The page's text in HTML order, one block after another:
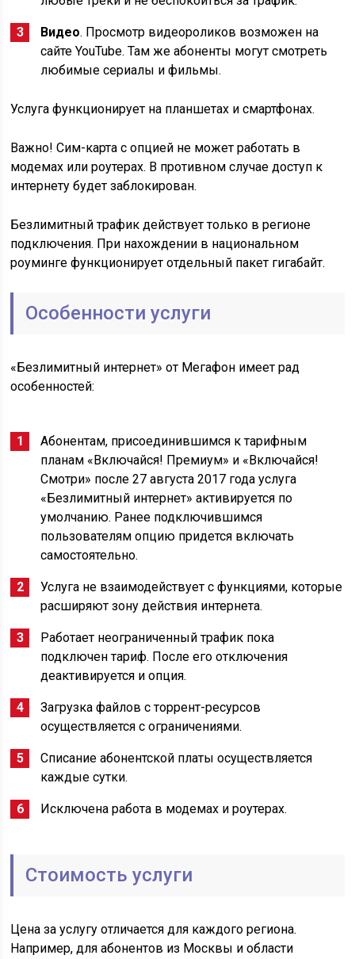
Видео. Просмотр видеороликов возможен на
сайте YouTube. Там же абоненты могут смотреть
любимые сериалы и фильмы.
Услуга функционирует на планшетах и смартфонах.
Важно! Сим-карта с опцией не может работать в
модемах или роутерах. В противном случае доступ к
интернету будет заблокирован.
Безлимитный трафик действует только в регионе
подключения. При нахождении в национальном
роуминге функционирует отдельный пакет гигабайт.
Особенности услуги
«Безлимитный интернет» от Мегафон имеет рад
особенностей:
Абонентам, присоединившимся к тарифным
планам «Включайся! Премиум» и «Включайся!
Смотри» после 27 августа 2017 года услуга
«Безлимитный интернет» активируется по
умолчанию. Ранее подключившимся
пользователям опцию придется включать
самостоятельно.
Услуга не взаимодействует с функциями, которые
расширяют зону действия интернета.
Работает неограниченный трафик пока
подключен тариф. После его отключения
деактивируется и опция.
Загрузка файлов с торрент-ресурсов
осуществляется с ограничениями.
Списание абонентской платы осуществляется
каждые сутки.
Исключена работа в модемах и роутерах.
Стоимость услуги
Цена за услугу отличается для каждого региона.
Например, для абонентов из Москвы и области